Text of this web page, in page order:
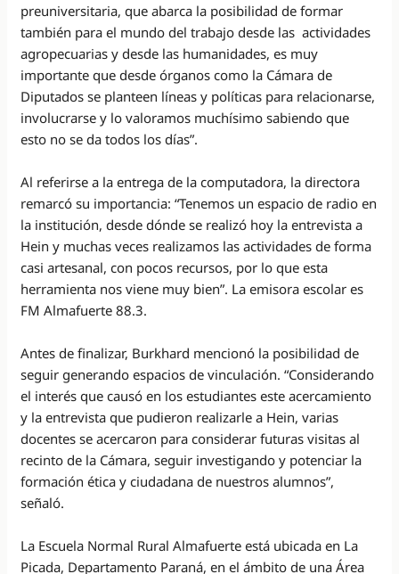
preuniversitaria, que abarca la posibilidad de formar
también para el mundo del trabajo desde las actividades
agropecuarias y desde las humanidades, es muy
importante que desde órganos como la Cámara de
Diputados se planteen líneas y políticas para relacionarse,
involucrarse y lo valoramos muchísimo sabiendo que
esto no se da todos los días”.
Al referirse a la entrega de la computadora, la directora
remarcó su importancia: “Tenemos un espacio de radio en
la institución, desde dónde se realizó hoy la entrevista a
Hein y muchas veces realizamos las actividades de forma
casi artesanal, con pocos recursos, por lo que esta
herramienta nos viene muy bien”. La emisora escolar es
FM Almafuerte 88.3.
Antes de finalizar, Burkhard mencionó la posibilidad de
seguir generando espacios de vinculación. “Considerando
el interés que causó en los estudiantes este acercamiento
y la entrevista que pudieron realizarle a Hein, varias
docentes se acercaron para considerar futuras visitas al
recinto de la Cámara, seguir investigando y potenciar la
formación ética y ciudadana de nuestros alumnos”,
señaló.
La Escuela Normal Rural Almafuerte está ubicada en La
Picada, Departamento Paraná, en el ámbito de una Área